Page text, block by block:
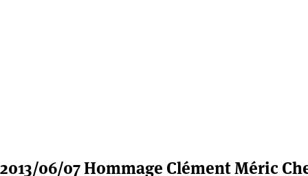
2013/06/07 Hommage Clément Méric